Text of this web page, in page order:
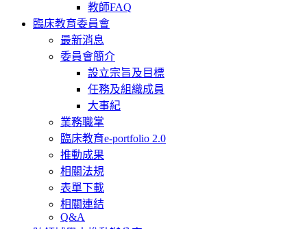
教師FAQ
臨床教育委員會
最新消息
委員會簡介
設立宗旨及目標
任務及組織成員
大事紀
業務職掌
臨床教育e-portfolio 2.0
推動成果
相關法規
表單下載
相關連結
Q&A